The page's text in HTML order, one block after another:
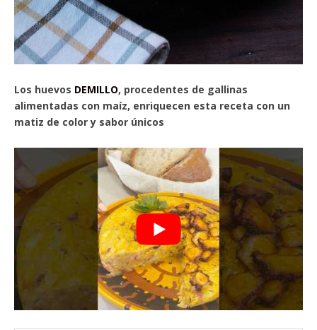
Los huevos DEMILLO, procedentes de gallinas
alimentadas con maíz, enriquecen esta receta con un
matiz de color y sabor únicos